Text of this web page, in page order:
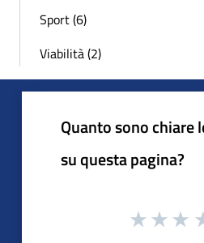
Sport (6)
Viabilità (2)
Quanto sono chiare
su questa pagina?